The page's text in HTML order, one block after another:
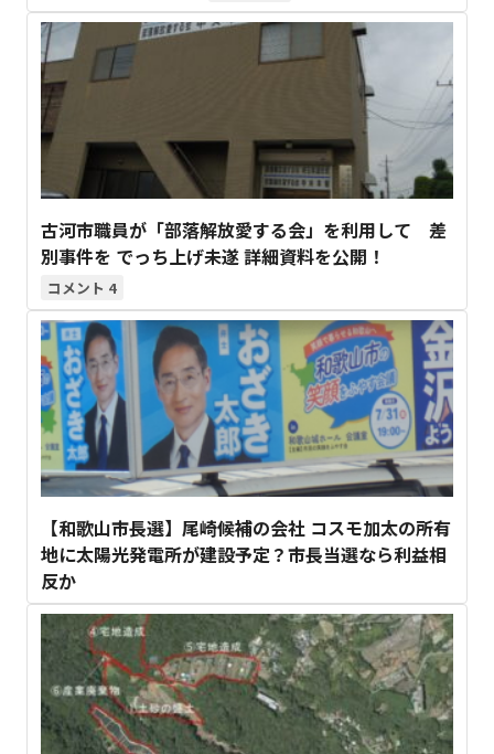
古河市職員が「部落解放愛する会」を利用して 差
別事件を でっち上げ未遂 詳細資料を公開！
4
【和歌山市長選】尾崎候補の会社 コスモ加太の所有
地に太陽光発電所が建設予定？市長当選なら利益相
反か